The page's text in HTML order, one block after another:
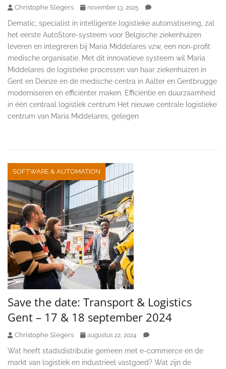
Christophe Slegers november 13, 2025
Dematic, specialist in intelligente logistieke automatisering, zal
het eerste AutoStore-systeem voor Belgische ziekenhuizen
leveren en integreren bij Maria Middelares vzw, een non-profit
medische organisatie. Met dit innovatieve systeem wil Maria
Middelares de logistieke processen van haar ziekenhuizen in
Gent en Deinze en de medische centra in Aalter en Gentbrugge
moderniseren en efficiënter maken. Efficiëntie en duurzaamheid
in één centraal logistiek centrum Het nieuwe centrale logistieke
centrum van Maria Middelares, gelegen
SOFTWARE & AUTOMATION
Save the date: Transport & Logistics
Gent – 17 & 18 september 2024
Christophe Slegers augustus 22, 2024
Wat heeft stadsdistributie gemeen met e-commerce en de
markt van logistiek en industrieel vastgoed? Wat zijn de